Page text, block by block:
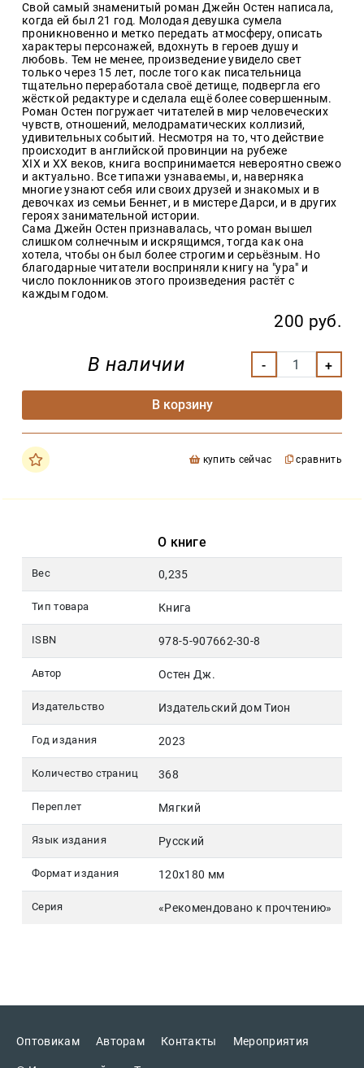
Свой самый знаменитый роман Джейн Остен написала,
когда ей был 21 год. Молодая девушка сумела
проникновенно и метко передать атмосферу, описать
характеры персонажей, вдохнуть в героев душу и
любовь. Тем не менее, произведение увидело свет
только через 15 лет, после того как писательница
тщательно переработала своё детище, подвергла его
жёсткой редактуре и сделала ещё более совершенным.
Роман Остен погружает читателей в мир человеческих
чувств, отношений, мелодраматических коллизий,
удивительных событий. Несмотря на то, что действие
происходит в английской провинции на рубеже
XIX и XX веков, книга воспринимается невероятно свежо
и актуально. Все типажи узнаваемы, и, наверняка
многие узнают себя или своих друзей и знакомых и в
девочках из семьи Беннет, и в мистере Дарси, и в других
героях занимательной истории.
Сама Джейн Остен признавалась, что роман вышел
слишком солнечным и искрящимся, тогда как она
хотела, чтобы он был более строгим и серьёзным. Но
благодарные читатели восприняли книгу на "ура" и
число поклонников этого произведения растёт с
каждым годом.
200 руб.
В наличии
В корзину
купить сейчас сравнить
О книге
Вес 0,235
Тип товара Книга
ISBN 978-5-907662-30-8
Автор Остен Дж.
Издательство Издательский дом Тион
Год издания 2023
Количество страниц 368
Переплет Мягкий
Язык издания Русский
Формат издания 120х180 мм
Серия «Рекомендовано к прочтению»
Оптовикам Авторам Контакты Мероприятия
Красота
и
здоровье
Оптовикам
Авторам
Контакты
Мероприятия
+7(499)
350-17-
79
Москва
pochta@den-